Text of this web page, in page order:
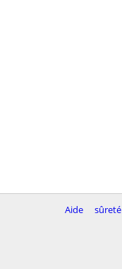
Aide sûreté